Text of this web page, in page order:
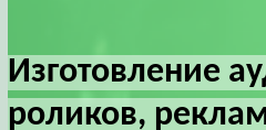
Изготовление
роликов,